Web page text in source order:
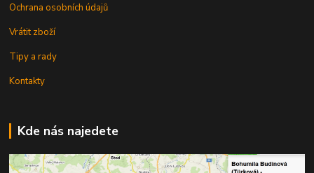
Ochrana osobních údajů
Vrátit zboží
Tipy a rady
Kontakty
Kde nás najedete